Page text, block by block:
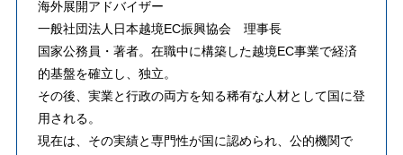
海外展開アドバイザー
一般社団法人日本越境EC振興協会 理事長
​国家公務員・著者。在職中に構築した越境EC事業で経済
的基盤を確立し、独立。
その後、実業と行政の両方を知る稀有な人材として国に登
用される。
​現在は、その実績と専門性が国に認められ、公的機関で